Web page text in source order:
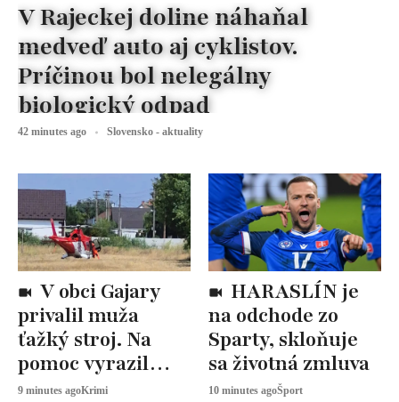
privalil muža
ťažký stroj. Na
pomoc vyrazil
záchranárský
9 minutes agoKrimi
na odchode zo
Sparty, skloňuje
sa životná zmluva
10 minutes agoŠport
V Rajeckej doline náhaňal
medveď auto aj cyklistov.
Príčinou bol nelegálny
biologický odpad
42 minutes ago Slovensko - aktuality